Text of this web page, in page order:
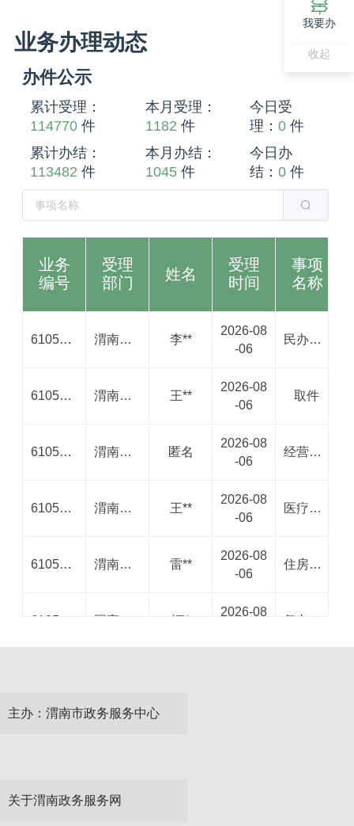
我要办
收起
业务办理动态
办件公示
累计受理：
114770 件
累计办结：
113482 件
本月受理：
1182 件
本月办结：
1045 件
今日受
理：0 件
今日办
结：0 件
业务
编号
受理
部门
姓名
受理
时间
事项
名称
61050020260806000188810519 渭南市行政审批服务局 李**
2026-08
-06
民办非企业单位注销登记
61050020260806000683851514 渭南市行政审批服务局 王**
2026-08
-06
取件
61050020260806002093292551 渭南市交通运输局 匿名
2026-08
-06
经营性道路客货运输从业人员诚信考核
61050020260806000103034472 渭南市行政审批服务局 王**
2026-08
-06
医疗器械网络销售备案
61050020260806003656060866 渭南市住房公积金管理中心 雷**
2026-08
-06
住房公积金个人提取
谭*
2026-08
主办：渭南市政务服务中心
关于渭南政务服务网